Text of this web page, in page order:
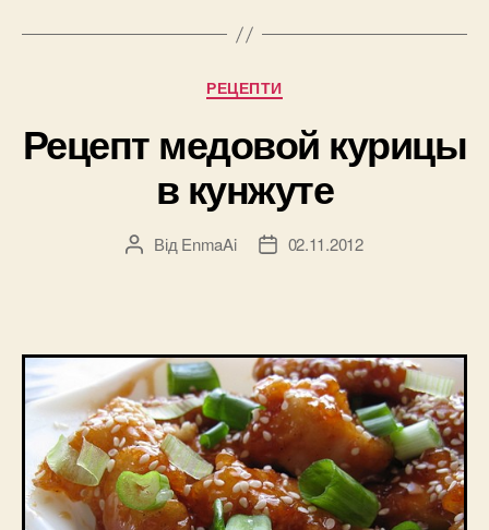
хозяйке”
Категорії
РЕЦЕПТИ
Рецепт медовой курицы
в кунжуте
Автор
Від EnmaAi
Дата02.11.2012